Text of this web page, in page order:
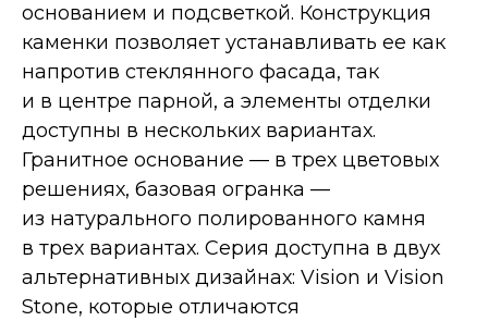
основанием и подсветкой. Конструкция
каменки позволяет устанавливать ее как
напротив стеклянного фасада, так
и в центре парной, а элементы отделки
доступны в нескольких вариантах.
Гранитное основание — в трех цветовых
решениях, базовая огранка —
из натурального полированного камня
в трех вариантах. Серия доступна в двух
альтернативных дизайнах: Vision и Vision
Stone, которые отличаются
Дополнительные опции